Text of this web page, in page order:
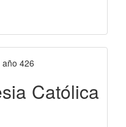
Católica